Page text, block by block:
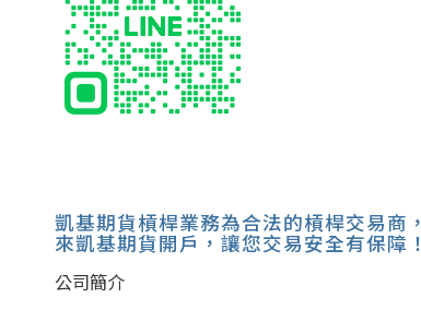
凱基期貨槓桿業務為合法的槓桿交易商，
來凱基期貨開戶，讓您交易安全有保障！
公司簡介